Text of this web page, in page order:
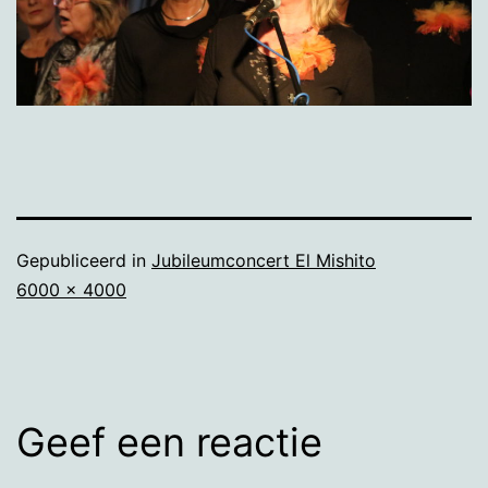
Gepubliceerd in Jubileumconcert El Mishito
Volledige
6000 × 4000
Geef een reactie